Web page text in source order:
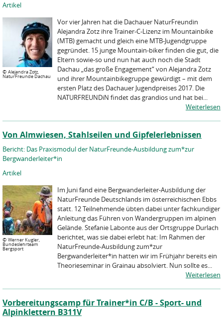
Artikel
© Alejandra Zotz,
NaturFreunde Dachau
Vor vier Jahren hat die Dachauer NaturFreundin
Alejandra Zotz ihre Trainer-C-Lizenz im Mountainbike
(MTB) gemacht und gleich eine MTB-Jugendgruppe
gegründet. 15 junge Mountain-biker finden die gut, die
Eltern sowie-so und nun hat auch noch die Stadt
Dachau „das große Engagement“ von Alejandra Zotz
und ihrer Mountainbikegruppe gewürdigt – mit dem
ersten Platz des Dachauer Jugendpreises 2017. Die
NATURFREUNDiN findet das grandios und hat bei...
Weiterlesen
Von Almwiesen, Stahlseilen und Gipfelerlebnissen
Bericht: Das Praxismodul der NaturFreunde-Ausbildung zum*zur
Bergwanderleiter*in
Artikel
© Werner Kugler,
Bundeslehrteam
Bergsport
Im Juni fand eine Bergwanderleiter-Ausbildung der
NaturFreunde Deutschlands im österreichischen Ebbs
statt. 12 Teilnehmende übten dabei unter fachkundiger
Anleitung das Führen von Wandergruppen im alpinen
Gelände. Stefanie Labonte aus der Ortsgruppe Durlach
berichtet, was sie dabei erlebt hat: Im Rahmen der
NaturFreunde-Ausbildung zum*zur
Bergwanderleiter*in hatten wir im Frühjahr bereits ein
Theorieseminar in Grainau absolviert. Nun sollte es...
Weiterlesen
Vorbereitungscamp für Trainer*in C/B - Sport- und
Alpinklettern B311V